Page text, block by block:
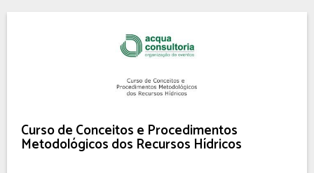
Curso de Conceitos e Procedimentos
Metodológicos dos Recursos Hídricos